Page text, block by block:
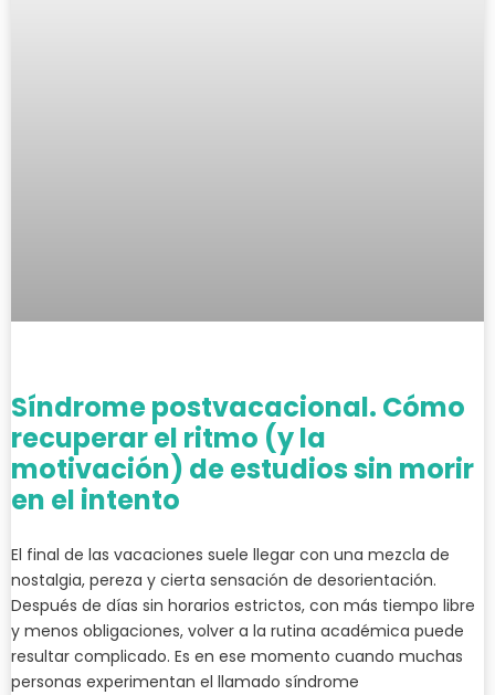
Síndrome postvacacional. Cómo
recuperar el ritmo (y la
motivación) de estudios sin morir
en el intento
El final de las vacaciones suele llegar con una mezcla de
nostalgia, pereza y cierta sensación de desorientación.
Después de días sin horarios estrictos, con más tiempo libre
y menos obligaciones, volver a la rutina académica puede
resultar complicado. Es en ese momento cuando muchas
personas experimentan el llamado síndrome